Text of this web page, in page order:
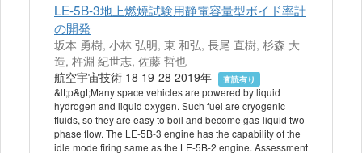
LE-5B-3地上燃焼試験用静電容量型ボイド率計
の開発
坂本 勇樹, 小林 弘明, 東 和弘, 長尾 直樹, 杉森 大
造, 杵淵 紀世志, 佐藤 哲也
航空宇宙技術 18 19-28 2019年
査読有り
&lt;p&gt;Many space vehicles are powered by liquid
hydrogen and liquid oxygen. Such fuel are cryogenic
fluids, so they are easy to boil and become gas-liquid two
phase flow. The LE-5B-3 engine has the capability of the
idle mode firing same as the LE-5B-2 engine. Assessment